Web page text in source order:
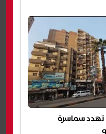
تهدد سماسرة